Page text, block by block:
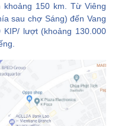
khoảng 150 km. Từ Viêng
sau chợ Sáng) đến Vang
lượt (khoảng 130.000